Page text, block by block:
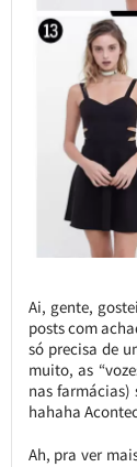
Ai, gente,
posts com
só precisa de
muito, as
nas farmácias)
hahaha
Ah, pra ver